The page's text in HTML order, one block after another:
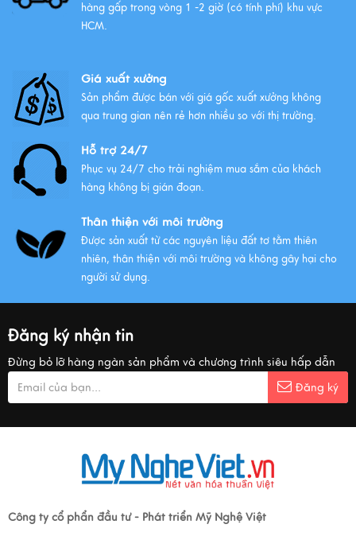
hàng gấp trong vòng 1 -2 giờ (có tính phí) khu vực
HCM.
Giá xuất xưởng
Sản phẩm được bán với giá gốc xuất xưởng không
qua trung gian nên rẻ hơn nhiều so với thị trường.
Hỗ trợ 24/7
Phục vụ 24/7 cho trải nghiệm mua sắm của khách
hàng không bị gián đoạn.
Thân thiện với môi trường
Được sản xuất từ các nguyên liệu đất tơ tằm thiên
nhiên, thân thiện với môi trường và không gây hại cho
người sử dụng.
Đăng ký nhận tin
Đừng bỏ lỡ hàng ngàn sản phẩm và chương trình siêu hấp dẫn
Đăng ký
Công ty cổ phẩn đầu tư - Phát triển Mỹ Nghệ Việt